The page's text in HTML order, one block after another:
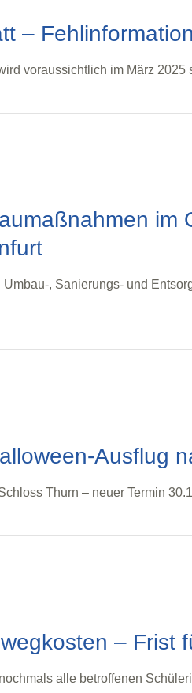
–
voraussichtlich im März 2025
im
, Sanierungs- und
Ausflug
Thurn – neuer Termin
– Frist
alle betroffenen